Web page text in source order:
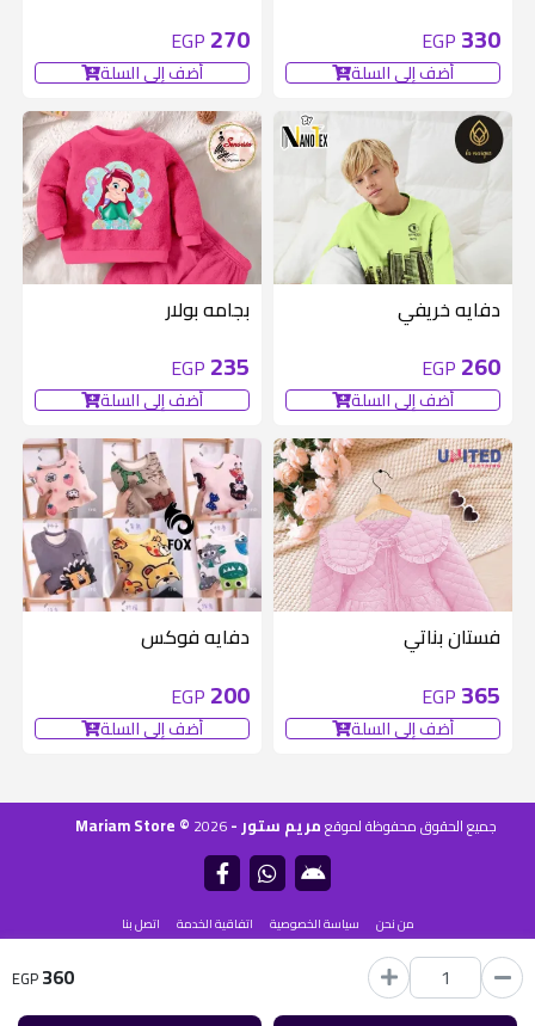
360
EGP
330
EGP
أضف إلى السلة
270
EGP
أضف إلى السلة
دفايه خريفي
260
EGP
أضف إلى السلة
بجامه بولار
235
EGP
أضف إلى السلة
فستان بناتي
365
EGP
أضف إلى السلة
دفايه فوكس
200
EGP
أضف إلى السلة
جميع الحقوق محفوظة لموقعمريم ستور - Mariam Store ©2026
من نحن سياسة الخصوصية اتفاقية الخدمة اتصل بنا